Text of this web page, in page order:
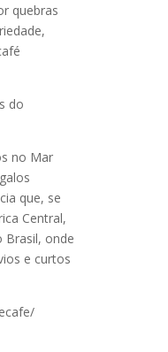
quebras
do
no Mar
que, se
Central,
Brasil, onde
e curtos